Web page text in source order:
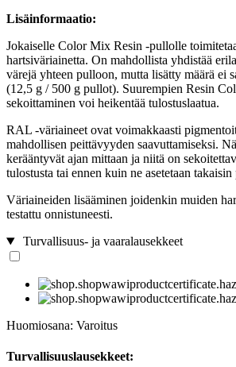
Lisäinformaatio:
Jokaiselle Color Mix Resin -pullolle
hartsiväriainetta. On mahdollista yhdistää
värejä yhteen pulloon, mutta lisätty määrä ei
(12,5 g / 500 g pullot). Suurempien Resin
sekoittaminen voi heikentää tulostuslaatua.
RAL -väriaineet ovat voimakkaasti
mahdollisen peittävyyden saavuttamiseksi.
kerääntyvät ajan mittaan ja niitä on
tulostusta tai ennen kuin ne asetetaan
Väriaineiden lisääminen joidenkin muiden
testattu onnistuneesti.
Turvallisuus- ja vaaralausekkeet
Huomiosana: Varoitus
Turvallisuuslausekkeet: